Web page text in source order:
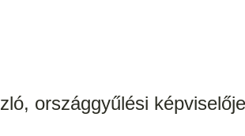
országgyűlési